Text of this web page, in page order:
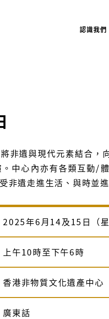
認識我們
非遺與現代元素結合，
中心內亦有各類互動/
非遺走進生活、與時並
2025年6月14及15日（星
上午10時至下午6時
香港非物質文化遺產中心
廣東話